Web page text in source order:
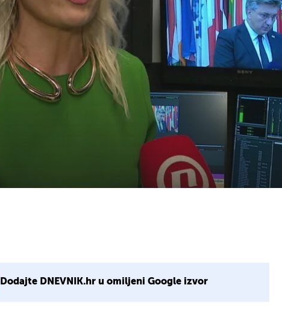
Dodajte DNEVNIK.hr u omiljeni Google izvor